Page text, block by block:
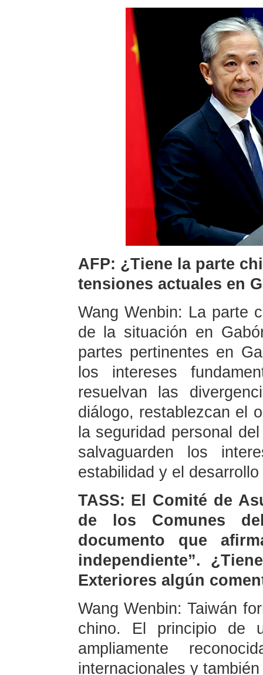
AFP: ¿Tiene la parte
tensiones actuales en
Wang Wenbin: La parte
de la situación en
partes pertinentes en
los intereses
resuelvan las
diálogo, restablezcan el
la seguridad personal
salvaguarden los
estabilidad y el
TASS: El Comité de
de los Comunes
documento que
independiente”.
Exteriores algún
Wang Wenbin: Taiwán
chino. El principio de
ampliamente
internacionales y